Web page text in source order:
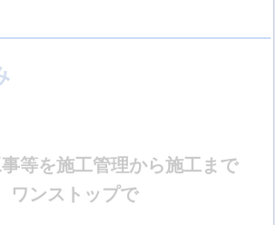
等を施工管理から施工まで
ワンストップで